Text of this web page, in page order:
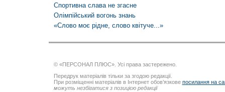
Спортивна слава не згасне
Олімпійський вогонь знань
«Слово моє рідне, слово квітуче...»
© «ПЕРСОНАЛ ПЛЮС». Усі права застережено.
Передрук матеріалів тільки за згодою редакції.
При розміщенні матеріалів в Інтернет обов’язкове посилання на
можуть незбігатися з позицією редакції